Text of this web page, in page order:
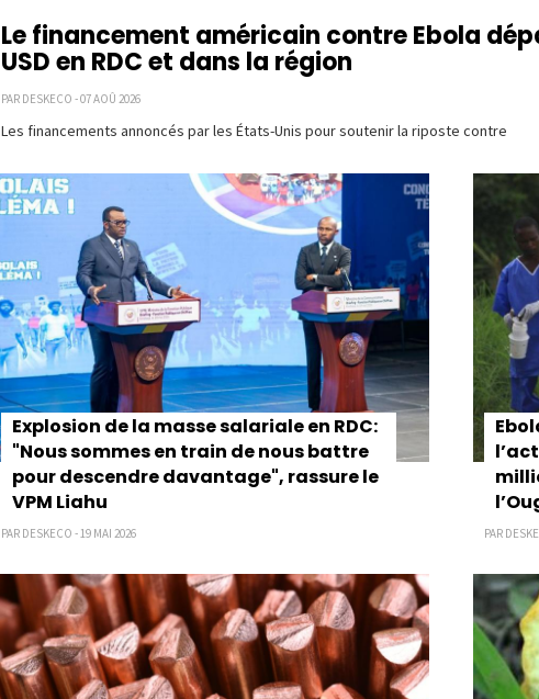
Le financement américain contre Ebola
USD en RDC et dans la région
PAR DESKECO - 07 AOÛ 2026
Les financements annoncés par les États-Unis pour soutenir la riposte contre
Explosion de la masse salariale en RDC:
"Nous sommes en train de nous battre
pour descendre davantage", rassure le
VPM Liahu
PAR DESKECO - 19 MAI 2026 PAR